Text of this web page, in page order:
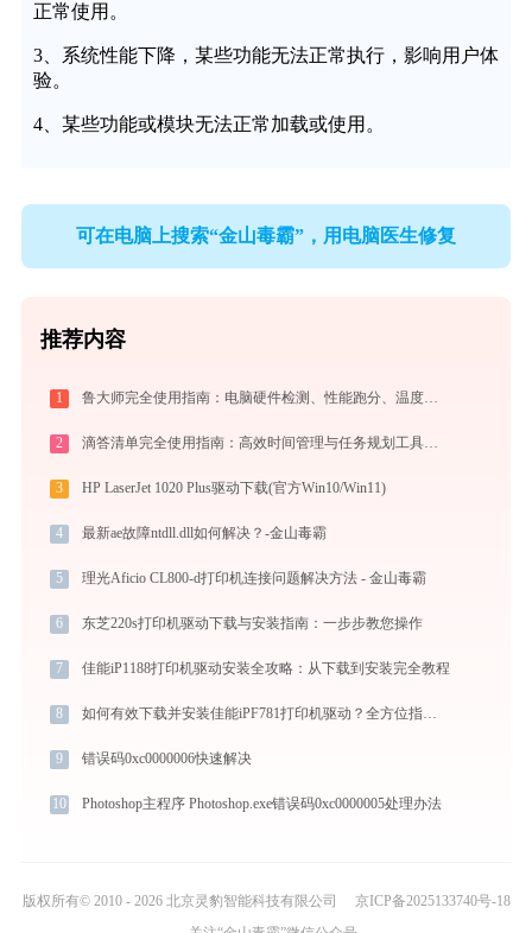
正常使用。
3、系统性能下降，某些功能无法正常执行，影响用户体
验。
4、某些功能或模块无法正常加载或使用。
可在电脑上搜索“金山毒霸”，用电脑医生修复
推荐内容
1 鲁大师完全使用指南：电脑硬件检测、性能跑分、温度监控与系统优化一站式攻略
2 滴答清单完全使用指南：高效时间管理与任务规划工具，让你的每一天井井有条
3 HP LaserJet 1020 Plus驱动下载(官方Win10/Win11)
4 最新ae故障ntdll.dll如何解决？-金山毒霸
5 理光Aficio CL800-d打印机连接问题解决方法 - 金山毒霸
6 东芝220s打印机驱动下载与安装指南：一步步教您操作
7 佳能iP1188打印机驱动安装全攻略：从下载到安装完全教程
8 如何有效下载并安装佳能iPF781打印机驱动？全方位指导手册
9 错误码0xc0000006快速解决
10 Photoshop主程序 Photoshop.exe错误码0xc0000005处理办法
版权所有© 2010 - 2026 北京灵豹智能科技有限公司
京ICP备2025133740号-18